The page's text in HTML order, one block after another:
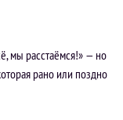
мы расстаёмся!» — но
рано или поздно